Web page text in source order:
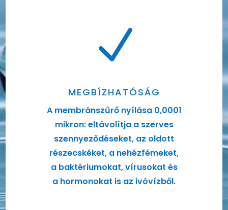
N
MEGBÍZHATÓSÁG
A membránszűrő nyílása 0,0001
mikron: eltávolítja a szerves
szennyeződéseket, az oldott
részecskéket, a nehézfémeket,
a baktériumokat, vírusokat és
a hormonokat is az ivóvízből.